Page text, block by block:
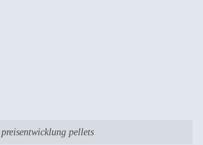
preisentwicklung pellets